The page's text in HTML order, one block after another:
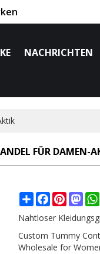
NACHRICHTEN
FÜR DAMEN-
ShareFacebook
Pinterest
Nahtloser
Custom Tummy
Wholesale for